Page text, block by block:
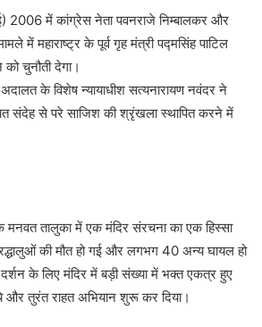
2006 में कांग्रेस नेता पवनराजे निम्बालकर और
में महाराष्ट्र के पूर्व गृह मंत्री पद्मसिंह पाटिल
चुनौती देगा।
के विशेष न्यायाधीश सत्यनारायण नवंदर ने
संदेह से परे साजिश की श्रृंखला स्थापित करने में
मनवत तालुका में एक मंदिर संरचना का एक हिस्सा
की मौत हो गई और लगभग 40 अन्य घायल हो
के लिए मंदिर में बड़ी संख्या में भक्त एकत्र हुए
तुरंत राहत अभियान शुरू कर दिया।